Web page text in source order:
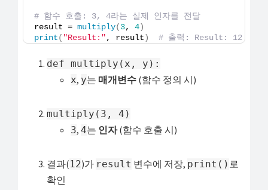
# 함수 호출: 3, 4라는 실제 인자를 전달
result = multiply(3, 4)
print( "Result:", result) # 출력: Result: 12
def multiply(x, y):
x, y는 매개변수 (함수 정의 시)
multiply(3, 4)
3, 4는 인자(함수 호출 시)
결과(12)가 result 변수에 저장, print() 로
확인